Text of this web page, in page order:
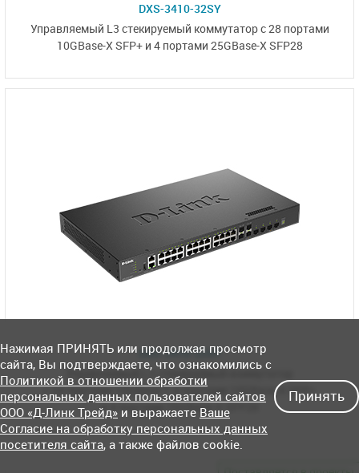
DXS-3410-32SY
Управляемый L3 стекируемый коммутаторс 28 портами
10GBase-X SFP+ и 4 портами 25GBase-X SFP28
DXS-3410-32XY
Управляемый L3стекируемый коммутатор
с 24 портами 10GBase-T,4 портами 10GBase-X SFP+
и 4 портами25GBase-X SFP28
Нажимая ПРИНЯТЬ или продолжая просмотр
сайта, Вы подтверждаете, что ознакомились с
Политикой в отношении обработки
персональных данных пользователей сайтов
ООО «Д-Линк Трейд» и выражаете Ваше
Согласие на обработку персональных данных
посетителя сайта, а также файлов cookie.
Принять